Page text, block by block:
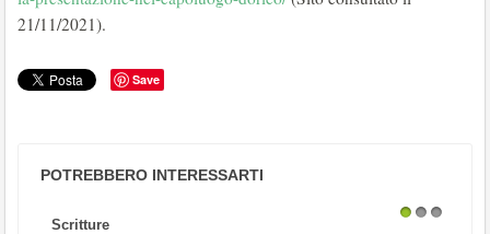
21/11/2021).
Save
POTREBBERO INTERESSARTI
Scritture